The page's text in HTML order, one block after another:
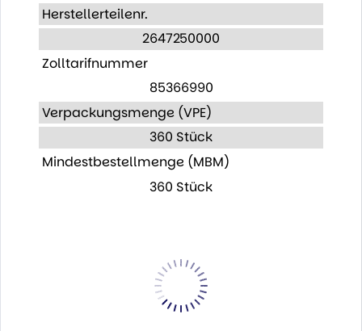
Herstellerteilenr.
2647250000
Zolltarifnummer
85366990
Verpackungsmenge (VPE)
360 Stück
Mindestbestellmenge (MBM)
360 Stück